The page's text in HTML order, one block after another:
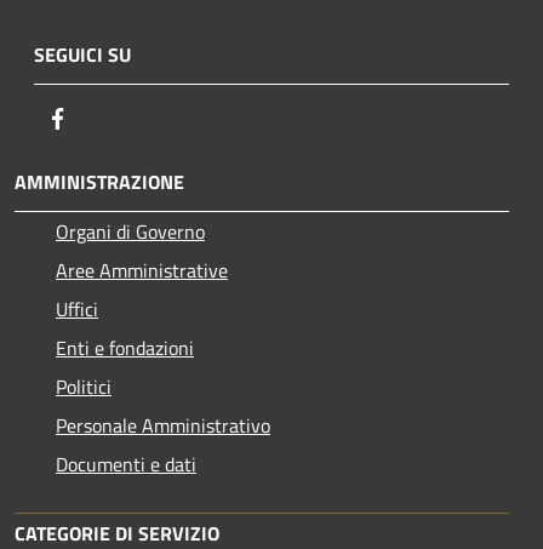
SEGUICI SU
AMMINISTRAZIONE
Organi di Governo
Aree Amministrative
Uffici
Enti e fondazioni
Politici
Personale Amministrativo
Documenti e dati
CATEGORIE DI SERVIZIO